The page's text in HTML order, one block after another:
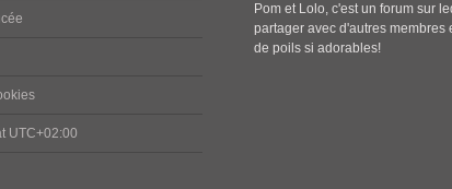
UTC+02:00
Pom et Lolo, c'est un forum sur
partager avec d'autres
de poils si adorables!